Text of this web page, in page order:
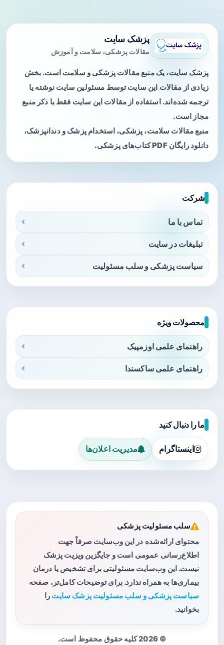
پزشک سایت
مقالات پزشکی، سلامت و آموزش
پزشک سایت، یک منبع مقالات پزشکی و سلامت است. بخش
زیادی از مقالات این سایت توسط مسئولین سایت نوشته یا
ترجمه شده‌اند. استفاده از مقالات این سایت فقط با ذکر منبع
مجاز است.
منبع مقالات سلامت، پزشکی، استخدام پزشک و دندانپزشک،
دانلود رایگان PDF کتاب‌های پزشکی.
شرکت
تماس با ما
تبلیغات در سایت
سیاست پزشکی و سلب مسئولیت
محصولات ویژه
راهنمای علمی اوزمپیک
راهنمای علمی ساکسندا
ما را دنبال کنید
اینستاگرام مدیریت اعلان‌ها
سلب مسئولیت پزشکی
محتوای ارائه‌شده در این وب‌سایت صرفاً جهت
اطلاع‌رسانی عمومی است و جایگزین ویزیت پزشک
نیست. این وب‌سایت مسئولیتی برای تشخیص یا درمان
بیماری‌ها به همراه ندارد. برای توضیحات کامل‌تر، صفحه
سیاست پزشکی و سلب مسئولیت پزشک سایت را
بخوانید.
© 2026 کلیه حقوق محفوظ است.